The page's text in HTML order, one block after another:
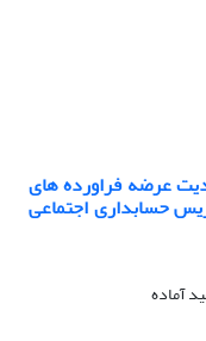
عرضه فراورده های
حسابداری اجتماعی
آماده